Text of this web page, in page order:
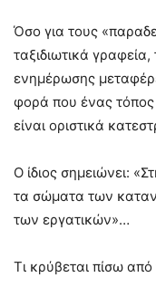
Όσο για τους
ταξιδιωτικά γραφεία,
ενημέρωσης
φορά που ένας τόπος
είναι οριστικά
Ο ίδιος σημειώνει:
τα σώματα των
των εργατικών»…
Τι κρύβεται πίσω